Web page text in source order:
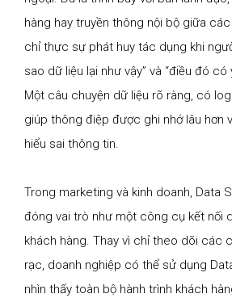
hàng hay truyền thông nội bộ giữa
chỉ thực sự phát huy tác dụng khi
sao dữ liệu lại như vậy” và “điều đó có
Một câu chuyện dữ liệu rõ ràng, có
giúp thông điệp được ghi nhớ lâu hơn
hiểu sai thông tin.
Trong marketing và kinh doanh, Data
đóng vai trò như một công cụ kết nối
khách hàng. Thay vì chỉ theo dõi các
rạc, doanh nghiệp có thể sử dụng
nhìn thấy toàn bộ hành trình khách